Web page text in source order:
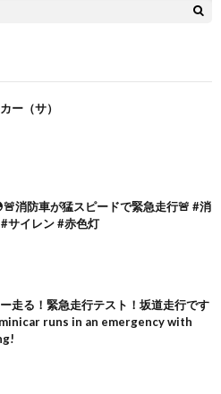
ー（サ）
消防車が猛スピードで緊急走行🚨 #消
サイレン #赤色灯
走る！緊急走行テスト！坂道走行です
runs in an emergency with